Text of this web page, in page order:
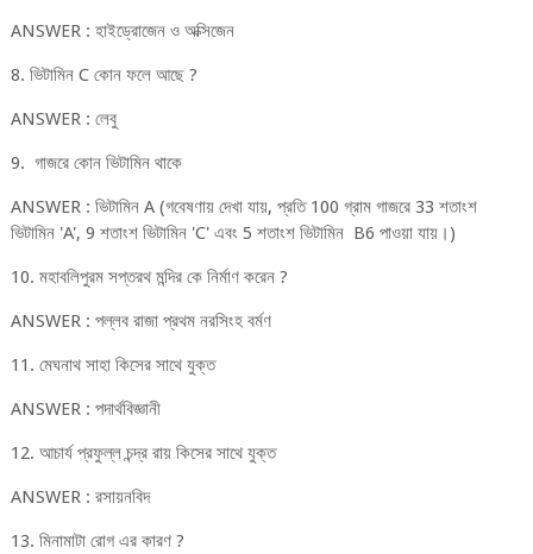
ANSWER : হাইড্রোজেন ও অক্সিজেন
8. ভিটামিন C কোন ফলে আছে ?
ANSWER : লেবু
9. গাজরে কোন ভিটামিন থাকে
ANSWER : ভিটামিন A (গবেষণায় দেখা যায়, প্রতি 100 গ্রাম গাজরে 33 শতাংশ
ভিটামিন 'A', 9 শতাংশ ভিটামিন 'C' এবং 5 শতাংশ ভিটামিন B6 পাওয়া যায়।)
10. মহাবলিপুরম সপ্তরথ মন্দির কে নির্মাণ করেন ?
ANSWER : পল্লব রাজা প্রথম নরসিংহ বর্মণ
11. মেঘনাথ সাহা কিসের সাথে যুক্ত
ANSWER : পদার্থবিজ্ঞানী
12. আচার্য প্রফুল্ল চন্দ্র রায় কিসের সাথে যুক্ত
ANSWER : রসায়নবিদ
13. মিনামাটা রোগ এর কারণ ?